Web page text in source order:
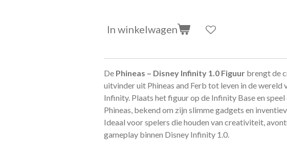
In winkelwagen
De Phineas – Disney Infinity 1.0 Figuur brengt de
uitvinder uit Phineas and Ferb tot leven in de wereld
Infinity. Plaats het figuur op de Infinity Base en
Phineas, bekend om zijn slimme gadgets en
Ideaal voor spelers die houden van creativiteit,
gameplay binnen Disney Infinity 1.0.